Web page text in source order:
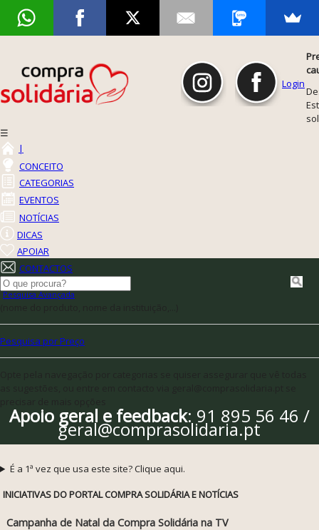
Login
☰
|
CONCEITO
CATEGORIAS
EVENTOS
NOTÍCIAS
DICAS
APOIAR
CONTACTOS
Pesquisa Avançada
Pesquisa por Preço
Apoio geral e feedback: 91 895 56 46 /
geral@comprasolidaria.pt
É a 1ª vez que usa este site? Clique aqui.
INICIATIVAS DO PORTAL COMPRA SOLIDÁRIA E NOTÍCIAS
Campanha de Natal da Compra Solidária na TV